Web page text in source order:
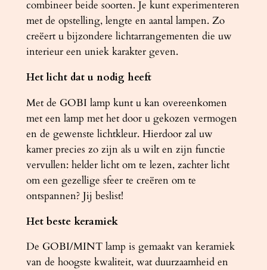
combineer beide soorten. Je kunt experimenteren
met de opstelling, lengte en aantal lampen. Zo
creëert u bijzondere lichtarrangementen die uw
interieur een uniek karakter geven.
Het licht dat u nodig heeft
Met de GOBI lamp kunt u kan overeenkomen
met een lamp met het door u gekozen vermogen
en de gewenste lichtkleur. Hierdoor zal uw
kamer precies zo zijn als u wilt en zijn functie
vervullen: helder licht om te lezen, zachter licht
om een ​​gezellige sfeer te creëren om te
ontspannen? Jij beslist!
Het beste keramiek
De GOBI/MINT lamp is gemaakt van keramiek
van de hoogste kwaliteit, wat duurzaamheid en